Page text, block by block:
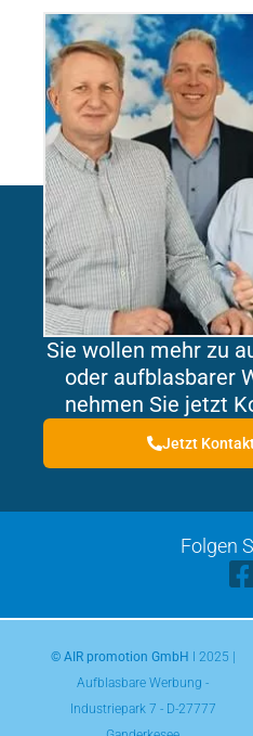
Sie wollen mehr zu
oder aufblasbarer
nehmen Sie jetzt
Jetzt
Folgen
© AIR promotion GmbH l 2025 |
Aufblasbare Werbung -
Industriepark 7 - D-27777